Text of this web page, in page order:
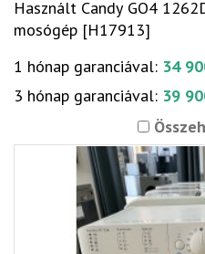
Használt Candy GO4
mosógép [H17913]
1 hónap garanciával: 34
3 hónap garanciával: 39